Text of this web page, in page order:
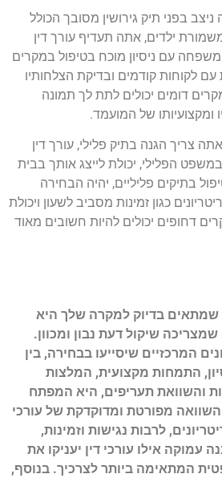
בפני תיק גירושין מסובך הכולל
ילדים, אתה תעדיף עורך דין
עם ניסיון מוכח בטיפול במקרים
עם לקוחות קודמים ובדיקת הצלחותיו
דומים יכולים לתת לך תמונה
ומקצועיותו של המועמד.
צריך הגנה בתיק פלילי, עורך דין
הפלילי, יכולת לייצג אותך בבית
בתיקים פליליים, יהיה הבחירה
כגון זמינות מסביב לשעון ויכולת
דחופים יכולים להיות חשובים מאוד
שמתאים בדיוק למקרה שלך היא
שיקול דעת נבון ומכוון.
המרכזיים שיסייעו בבחירה, בין
התמחות מקצועית, המלצות
והשוואת תעריפים, היא המפתח
מפורטת ומדוקדקת של עורכי
לרבות נגישות וזמינות,
עמוקה אילו עורכי דין יעניקו את
המתאימה ביותר לצרכיך. בנוסף,